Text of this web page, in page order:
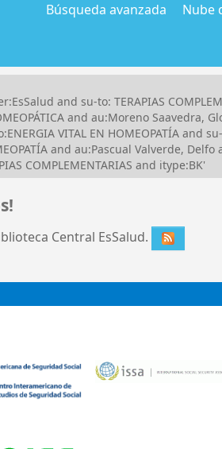
Búsqueda avanzada Nube
and su-to: TERAPIAS
and au:Moreno
VITAL EN HOMEOPATÍA and
and au:Pascual Valverde,
COMPLEMENTARIAS and itype:BK'
Central EsSalud.